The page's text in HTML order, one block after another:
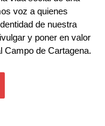
voz a quienes
de nuestra
y poner en valor
Campo de Cartagena.